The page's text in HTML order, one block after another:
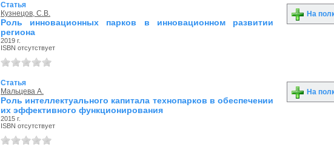
Статья
Кузнецов, С.В.
Роль инновационных парков в инновационном развитии
региона
2019 г.
ISBN отсутствует
На
Статья
Мальцева А.
Роль интеллектуального капитала технопарков в обеспечении
их эффективного функционирования
2015 г.
ISBN отсутствует
На